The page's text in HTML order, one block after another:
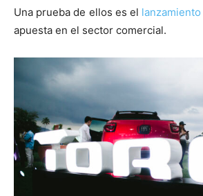
Una prueba de ellos es el lanzamiento
apuesta en el sector comercial.